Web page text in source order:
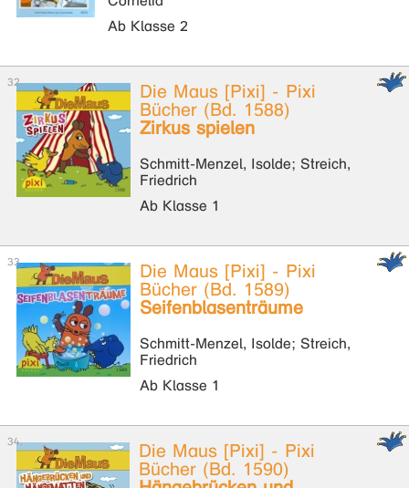
Ab Klasse 2
Die Maus [Pixi] - Pixi
Bücher (Bd. 1588)
Zirkus spielen
Schmitt-Menzel, Isolde; Streich,
Friedrich
Ab Klasse 1
Die Maus [Pixi] - Pixi
Bücher (Bd. 1589)
Seifenblasenträume
Schmitt-Menzel, Isolde; Streich,
Friedrich
Ab Klasse 1
Die Maus [Pixi] - Pixi
Bücher (Bd. 1590)